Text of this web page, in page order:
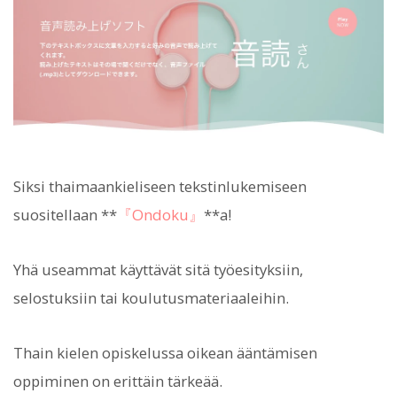
Siksi thaimaankieliseen tekstinlukemiseen
suositellaan ** 『Ondoku』 **a!
Yhä useammat käyttävät sitä työesityksiin,
selostuksiin tai koulutusmateriaaleihin.
Thain kielen opiskelussa oikean ääntämisen
oppiminen on erittäin tärkeää.